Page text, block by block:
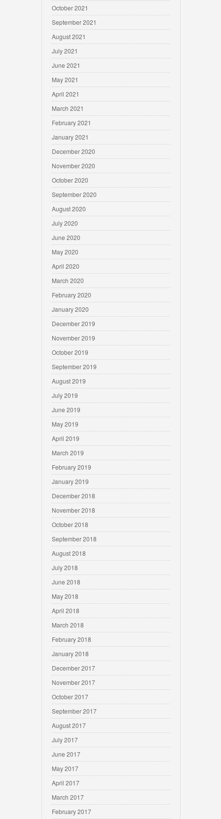
October 2021
September 2021
August 2021
July 2021
June 2021
May 2021
April 2021
March 2021
February 2021
January 2021
December 2020
November 2020
October 2020
September 2020
August 2020
July 2020
June 2020
May 2020
April 2020
March 2020
February 2020
January 2020
December 2019
November 2019
October 2019
September 2019
August 2019
July 2019
June 2019
May 2019
April 2019
March 2019
February 2019
January 2019
December 2018
November 2018
October 2018
September 2018
August 2018
July 2018
June 2018
May 2018
April 2018
March 2018
February 2018
January 2018
December 2017
November 2017
October 2017
September 2017
August 2017
July 2017
June 2017
May 2017
April 2017
March 2017
February 2017